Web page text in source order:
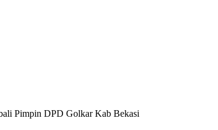
Pimpin DPD Golkar Kab Bekasi